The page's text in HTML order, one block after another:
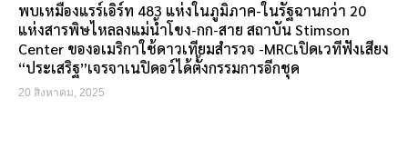
พบเหมืองแรร์เอิร์ท 483 แห่งในภูมิภาค-ในรัฐฉานกว่า 20
แห่งสารพิษไหลลงแม่น้ำโขง-กก-สาย สถาบัน Stimson
Center ของอเมริกาใช้ดาวเทียมสำรวจ -MRCเปิดเวทีฟังเสียง
“ประเสริฐ”เจรจาเนปิดอว์ได้ตั้งกรรมการอีกชุด
20 สิงหาคม, 2025